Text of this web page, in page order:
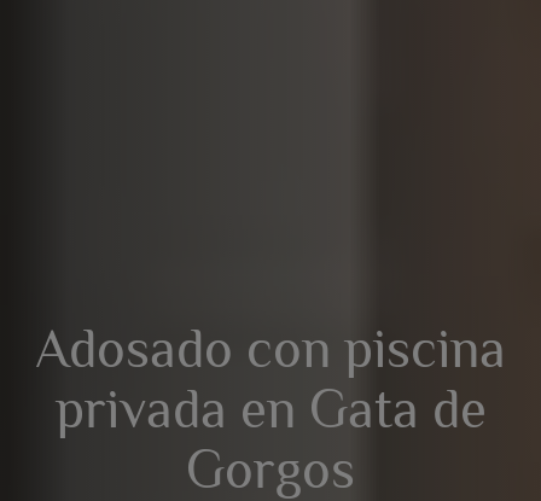
Adosado con piscina
privada en Gata de
Gorgos